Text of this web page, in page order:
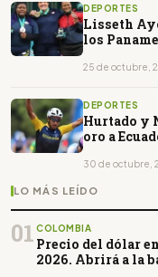
DEPORTES
Lisseth
los
25 de octubre,
DEPORTES
Hurtado y
oro a
30 de octubre,
LO MÁS LEÍDO
01 COLOMBIA
Precio del dólar
2026. Abrirá a la